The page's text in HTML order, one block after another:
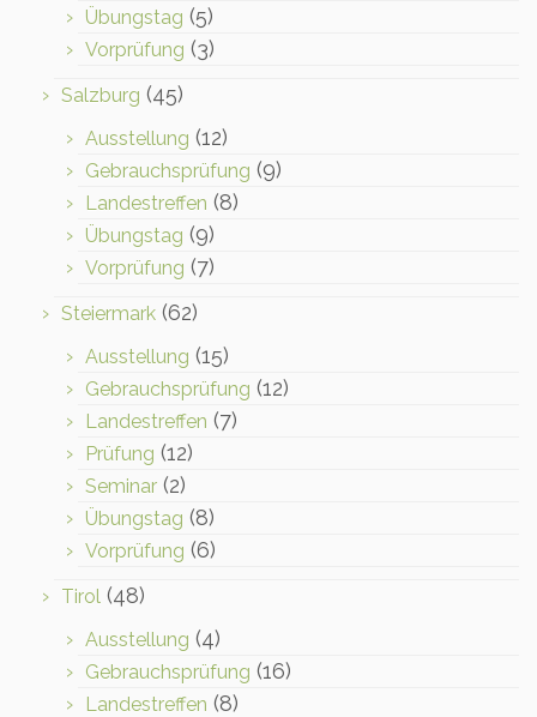
Übungstag (5)
Vorprüfung (3)
Salzburg (45)
Ausstellung (12)
Gebrauchsprüfung (9)
Landestreffen (8)
Übungstag (9)
Vorprüfung (7)
Steiermark (62)
Ausstellung (15)
Gebrauchsprüfung (12)
Landestreffen (7)
Prüfung (12)
Seminar (2)
Übungstag (8)
Vorprüfung (6)
Tirol (48)
Ausstellung (4)
Gebrauchsprüfung (16)
Landestreffen (8)